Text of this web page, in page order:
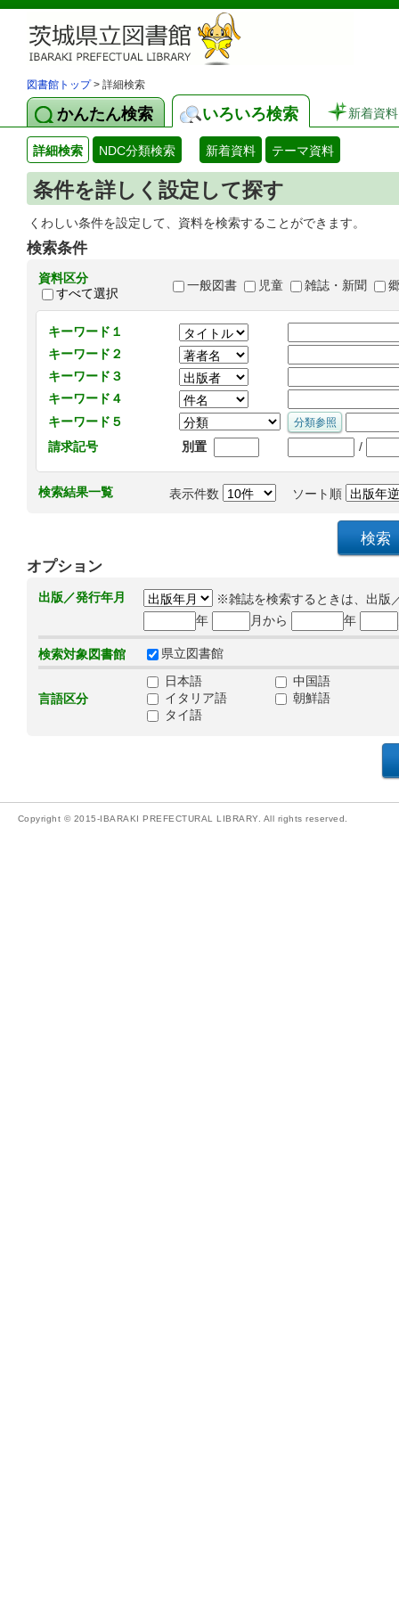
図書館トップ> 詳細検索
かんたん検索 いろいろ検索 新着資料
詳細検索 NDC分類検索 新着資料 テーマ資料
条件を詳しく設定して探す
くわしい条件を設定して、資料を検索することができます。
検索条件
資料区分
すべて選択
一般図書 児童 雑誌・新聞
キーワード１
キーワード２
キーワード３
キーワード４
キーワード５
請求記号
別置 /
検索結果一覧 表示件数 ソート順
オプション
出版／発行年月
※雑誌を検索するときは、出版
年
月から 年
検索対象図書館 県立図書館
言語区分
日本語
中国語
イタリア語
朝鮮語
タイ語
Copyright © 2015-IBARAKI PREFECTURAL LIBRARY. All rights reserved.